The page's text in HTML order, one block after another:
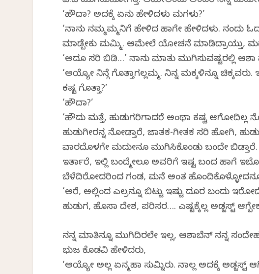
‘ಹೌದಾ? ಅದಕ್ಕೆ ಏನು ಹೇಳಿದಳು ಮಗಳು?’
‘ನಾನು ನಮ್ಮಮ್ಮನಿಗೆ ಹೇಳಿದ ಹಾಗೇ ಹೇಳಿದಳು. ನಂದು
ಮಾಡ್ಬೇಕು ಮಮ್ಮಿ. ಆಮೇಲೆ ಯೋಚನೆ ಮಾಡಿದ್ರಾಯ್ತು,
‘ಅದೂ ಸರಿ ಬಿಡಿ…’ ನಾನು ಮಾತು ಮುಗಿಸುವಷ್ಟರಲ್ಲಿ ಆಶಾ
‘ಅಯ್ಯೋ ನಿನ್ಗೆ ಗೊತ್ತಾಗಲ್ಲಮ್ಮ. ನಿನ್ನ ಮಕ್ಕಳಿನ್ನೂ
ಕಷ್ಟ ಗೊತ್ತಾ?’
‘ಹೌದಾ?’
‘ಹೌದು ಮತ್ತೆ, ಹುಡುಗರಿಗಾದರೆ ಅಂಥಾ ಕಷ್ಟ ಆಗೋದಿಲ್ಲ
ಹುಡುಗೀರನ್ನ ನೋಡ್ತಾರೆ, ಜಾತಕ-ಗೀತಕ ಸರಿ ಹೋಗಿ,
ವಾರದೊಳಗೇ ಮದುವೇನೂ ಮುಗಿಸಿಕೊಂಡು ಬಂದೇ
ಇರ್ತಾರೆ, ಇಲ್ಲಿ ಬಂದ್ಮೇಲೂ ಅವರಿಗೆ ಇಷ್ಟ ಬಂದ ಹಾಗೆ
ಬೆಳೆದಿರೋದರಿಂದ ಗಂಡ, ಮನೆ ಅಂತ
‘ಅರೆ, ಅಲ್ಲಿಂದ ಎಲ್ರನ್ನೂ ಬಿಟ್ಟು ಇಷ್ಟು ದೂರ ಬಂದು
ಹುಡುಗ, ಹೊಸಾ ದೇಶ, ಪರಿಸರ…. ಎಷ್ಟಕ್ಕೆಲ್ಲ ಅಡ್ಜಸ್ಟ್
ನನ್ನ ಮಾತಿನ್ನೂ ಮುಗಿದಿರಲೇ ಇಲ್ಲ, ಆಶಾಬೆನ್ ನನ್ನ
ಭುಜ ಕೊಡವಿ ಹೇಳಿದರು,
‘ಅಯ್ಯೋ ಅವೆಲ್ಲ ಏನ್ಮಹಾ ಸುಮ್ನಿರು. ನಾವೆಲ್ಲ ಅದಕ್ಕೆ ಅಡ್ಜಸ್ಟ್